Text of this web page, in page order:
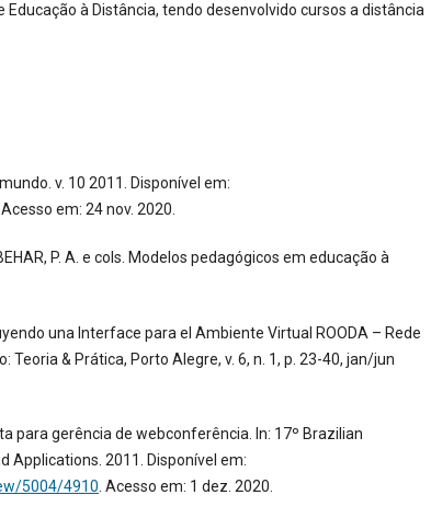
à Distância, tendo desenvolvido cursos a distância
v. 10 2011. Disponível em:
Acesso em: 24 nov. 2020.
P. A. e cols. Modelos pedagógicos em educação à
una Interface para el Ambiente Virtual ROODA – Rede
& Prática, Porto Alegre, v. 6, n. 1, p. 23-40, jan/jun
para gerência de webconferência. In: 17º Brazilian
Applications. 2011. Disponível em:
5004/4910 . Acesso em: 1 dez. 2020.